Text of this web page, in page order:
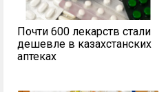
Почти 600 лекарств стали
дешевле в казахстанских
аптеках